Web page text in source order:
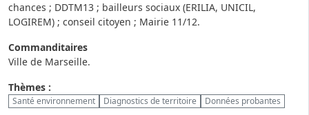
chances ; DDTM13 ; bailleurs sociaux (ERILIA, UNICIL,
LOGIREM) ; conseil citoyen ; Mairie 11/12.
Commanditaires
Ville de Marseille.
Thèmes :
Santé environnement Diagnostics de territoire Données probantes